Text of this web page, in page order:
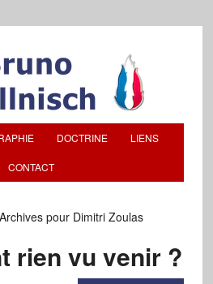
DOCTRINE LIENS
CONTACT
pour Dimitri Zoulas
rien vu venir ?